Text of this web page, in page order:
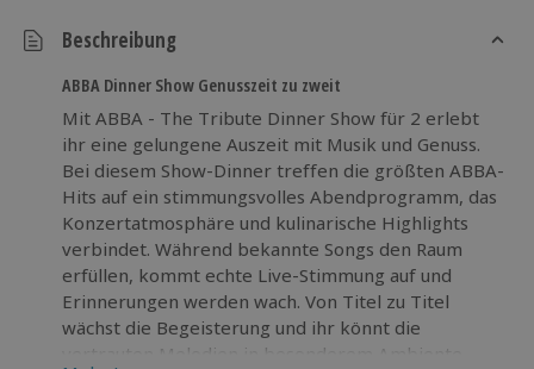
Beschreibung
ABBA Dinner Show Genusszeit zu zweit
Mit ABBA - The Tribute Dinner Show für 2 erlebt
ihr eine gelungene Auszeit mit Musik und Genuss.
Bei diesem Show-Dinner treffen die größten ABBA-
Hits auf ein stimmungsvolles Abendprogramm, das
Konzertatmosphäre und kulinarische Highlights
verbindet. Während bekannte Songs den Raum
erfüllen, kommt echte Live-Stimmung auf und
Erinnerungen werden wach. Von Titel zu Titel
wächst die Begeisterung und ihr könnt die
vertrauten Melodien in besonderem Ambiente